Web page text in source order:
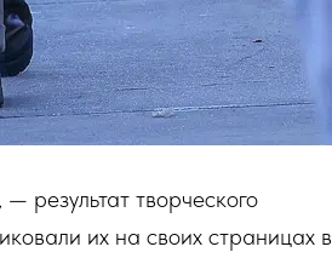
результат творческого
их на своих страницах в